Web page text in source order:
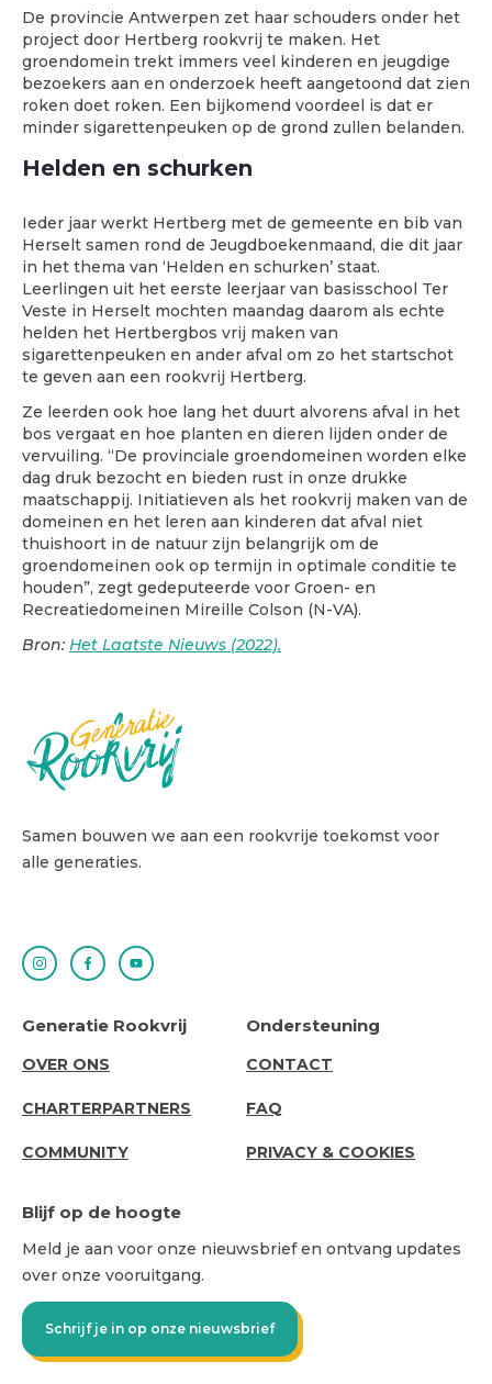
De provincie Antwerpen zet haar schouders onder het
project door Hertberg rookvrij te maken. Het
groendomein trekt immers veel kinderen en jeugdige
bezoekers aan en onderzoek heeft aangetoond dat zien
roken doet roken. Een bijkomend voordeel is dat er
minder sigarettenpeuken op de grond zullen belanden.
Helden en schurken
Ieder jaar werkt Hertberg met de gemeente en bib van
Herselt samen rond de Jeugdboekenmaand, die dit jaar
in het thema van ‘Helden en schurken’ staat.
Leerlingen uit het eerste leerjaar van basisschool Ter
Veste in Herselt mochten maandag daarom als echte
helden het Hertbergbos vrij maken van
sigarettenpeuken en ander afval om zo het startschot
te geven aan een rookvrij Hertberg.
Ze leerden ook hoe lang het duurt alvorens afval in het
bos vergaat en hoe planten en dieren lijden onder de
vervuiling. “De provinciale groendomeinen worden elke
dag druk bezocht en bieden rust in onze drukke
maatschappij. Initiatieven als het rookvrij maken van de
domeinen en het leren aan kinderen dat afval niet
thuishoort in de natuur zijn belangrijk om de
groendomeinen ook op termijn in optimale conditie te
houden”, zegt gedeputeerde voor Groen- en
Recreatiedomeinen Mireille Colson (N-VA).
Bron: Het Laatste Nieuws (2022).
Samen bouwen we aan een rookvrije toekomst voor
alle generaties.
Generatie Rookvrij
ABOUT
US
OVER ONS
CHARTERPARTNERS
COMMUNITY
Ondersteuning
SUPPORT
CONTACT
FAQ
PRIVACY & COOKIES
Blijf op de hoogte
Meld je aan voor onze nieuwsbrief en ontvang updates
over onze vooruitgang.
Schrijf je in op onze nieuwsbrief